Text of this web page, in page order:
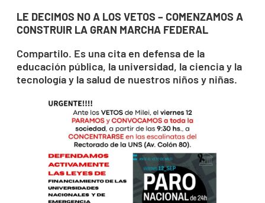
LE DECIMOS NO A LOS VETOS – COMENZAMOS A
CONSTRUIR LA GRAN MARCHA FEDERAL
Compartilo. Es una cita en defensa de la
educación pública, la universidad, la ciencia y la
tecnología y la salud de nuestros niños y niñas.